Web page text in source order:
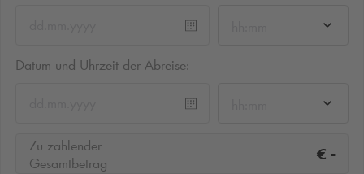
Datum und Uhrzeit der Abreise:
Zu zahlender
Gesamtbetrag
€ -